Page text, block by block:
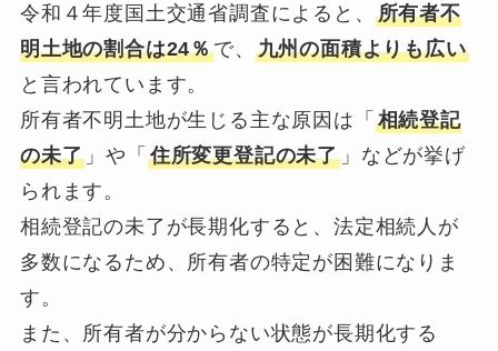
令和４年度国土交通省調査によると、 所有者不
明土地の割合は24％で、 九州の面積よりも広い
と言われています。
所有者不明土地が生じる主な原因は「 相続登記
の未了 」や「 住所変更登記の未了 」などが挙げ
られます。
相続登記の未了が長期化すると、法定相続人が
多数になるため、所有者の特定が困難になりま
す。
また、所有者が分からない状態が長期化する